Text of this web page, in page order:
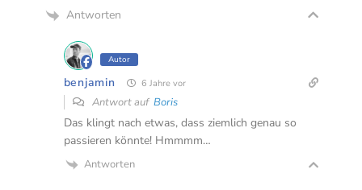
Antworten
Autor
benjamin 6 Jahre vor
Antwort auf Boris
Das klingt nach etwas, dass ziemlich genau so
passieren könnte! Hmmmm…
Antworten